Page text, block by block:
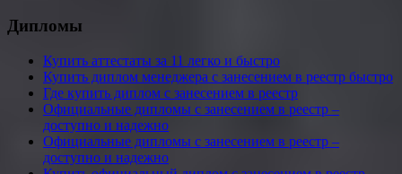
Дипломы
Купить аттестаты за 11 легко и быстро
Купить диплом менеджера с занесением в реестр быстро
Где купить диплом с занесением в реестр
Официальные дипломы с занесением в реестр –
доступно и надежно
Официальные дипломы с занесением в реестр –
доступно и надежно